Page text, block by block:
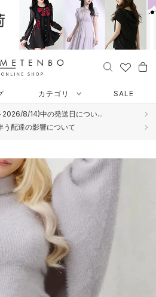
カテゴリ SALE
8/14)中の発送日につい...
う配達の影響について